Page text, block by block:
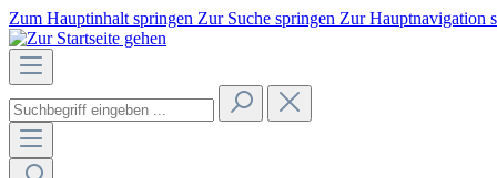
Zum Hauptinhalt springen Zur Suche springen Zur Hauptnavigation